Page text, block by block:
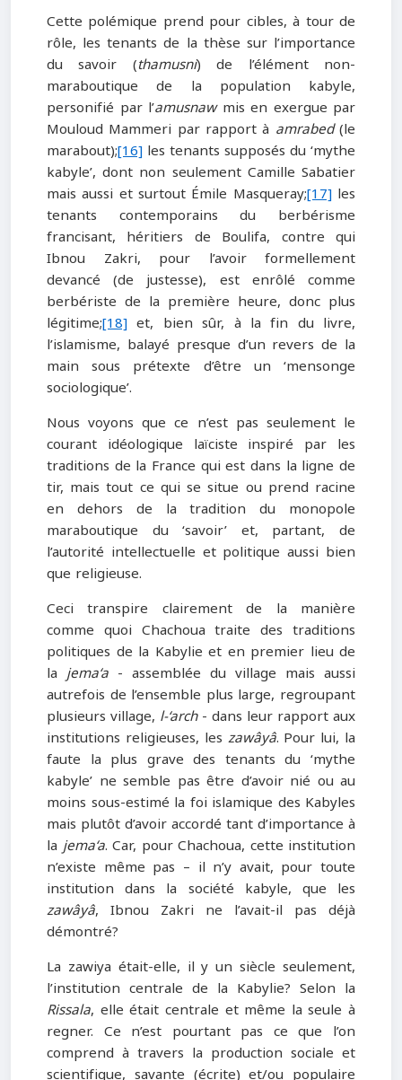
Cette polémique prend pour cibles, à tour de
rôle, les tenants de la thèse sur l’importance
du savoir (thamusni) de l’élément non-
maraboutique de la population kabyle,
personifié par l’amusnawmis en exergue par
Mouloud Mammeri par rapport à amrabed(le
marabout);[16] les tenants supposés du ‘mythe
kabyle’, dont non seulement Camille Sabatier
mais aussi et surtout Émile Masqueray;[17]les
tenants contemporains du berbérisme
francisant, héritiers de Boulifa, contre qui
Ibnou Zakri, pour l’avoir formellement
devancé (de justesse), est enrôlé comme
berbériste de la première heure, donc plus
légitime;[18] et, bien sûr, à la fin du livre,
l’islamisme, balayé presque d’un revers de la
main sous prétexte d’être un ‘mensonge
sociologique’.
Nous voyons que ce n’est pas seulement le
courant idéologique laïciste inspiré par les
traditions de la France qui est dans la ligne de
tir, mais tout ce qui se situe ou prend racine
en dehors de la tradition du monopole
maraboutique du ‘savoir’ et, partant, de
l’autorité intellectuelle et politique aussi bien
que religieuse.
Ceci transpire clairement de la manière
comme quoi Chachoua traite des traditions
politiques de la Kabylie et en premier lieu de
lajema‘a - assemblée du village mais aussi
autrefois de l’ensemble plus large, regroupant
plusieurs village, l-‘arch- dans leur rapport aux
institutions religieuses, les zawâyâ. Pour lui, la
faute la plus grave des tenants du ‘mythe
kabyle’ ne semble pas être d’avoir nié ou au
moins sous-estimé la foi islamique des Kabyles
mais plutôt d’avoir accordé tant d’importance à
lajema‘a. Car, pour Chachoua, cette institution
n’existe même pas – il n’y avait, pour toute
institution dans la société kabyle, que les
zawâyâ, Ibnou Zakri ne l’avait-il pas déjà
démontré?
La zawiya était-elle, il y un siècle seulement,
l’institution centrale de la Kabylie? Selon la
Rissala, elle était centrale et même la seule à
regner. Ce n’est pourtant pas ce que l’on
comprend à travers la production sociale et
scientifique, savante (écrite) et/ou populaire